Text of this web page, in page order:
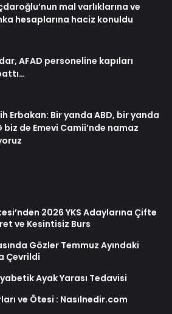
mal varlıklarına ve
hesaplarına haciz konuldu
AFAD personeline kapıları
Erbakan: Bir yanda ABD, bir yanda
biz de Emevi Camii’nde namaz
2026 YKS Adaylarına Çifte
ve Kesintisiz Burs
Gözler Temmuz Ayındaki
Çevrildi
Ayak Yarası Tedavisi
ve Ötesi : Nasılnedir.com